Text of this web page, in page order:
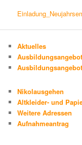
Aktuelles
Nikolausgehen
Altkleider- und
Weitere Adressen
Aufnahmeantrag